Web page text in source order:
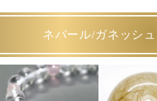
ネパール/ガネッシ